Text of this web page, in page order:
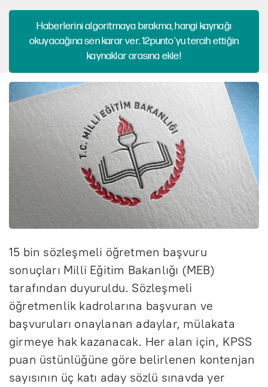
Haberlerini algoritmaya bırakma, hangi kaynağı
okuyacağına sen karar ver. 12punto'yu tercih ettiğin
kaynaklar arasına ekle!
15 bin sözleşmeli öğretmen başvuru
sonuçları Milli Eğitim Bakanlığı (MEB)
tarafından duyuruldu. Sözleşmeli
öğretmenlik kadrolarına başvuran ve
başvuruları onaylanan adaylar, mülakata
girmeye hak kazanacak. Her alan için, KPSS
puan üstünlüğüne göre belirlenen kontenjan
sayısının üç katı aday sözlü sınavda yer